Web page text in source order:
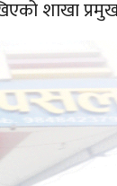
शाखा प्रमुख